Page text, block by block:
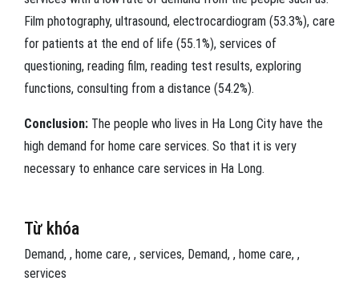
Film photography, ultrasound, electrocardiogram (53.3%), care
for patients at the end of life (55.1%), services of
questioning, reading film, reading test results, exploring
functions, consulting from a distance (54.2%).
Conclusion: The people who lives in Ha Long City have the
high demand for home care services. So that it is very
necessary to enhance care services in Ha Long.
Từ khóa
Demand , home care , services Demand , home care ,
services